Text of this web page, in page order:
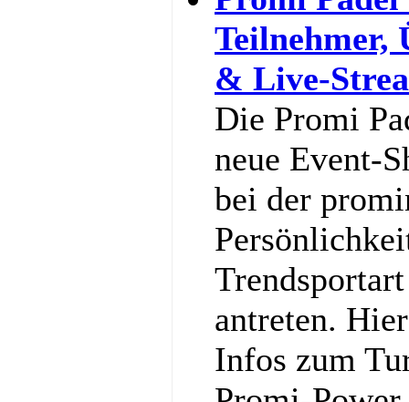
Teilnehmer,
& Live-
Die Promi
neue Event-
bei der
antreten.
Infos zum